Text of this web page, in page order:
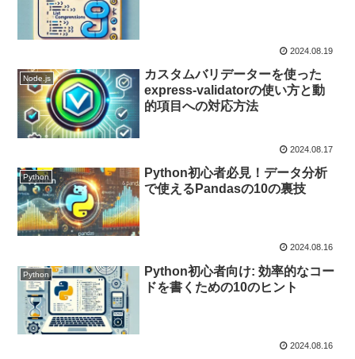
2024.08.19
Node.js
カスタムバリデーターを使った
express-validatorの使い方と動
的項目への対応方法
2024.08.17
Python
Python初心者必見！データ分析
で使えるPandasの10の裏技
2024.08.16
Python
Python初心者向け: 効率的なコー
ドを書くための10のヒント
2024.08.16